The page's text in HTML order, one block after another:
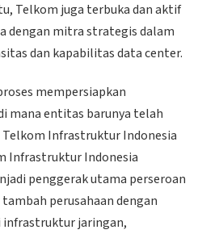
Telkom juga terbuka dan aktif
dengan mitra strategis dalam
dan kapabilitas data center.
mempersiapkan
mana entitas barunya telah
Infrastruktur Indonesia
Infrastruktur Indonesia
penggerak utama perseroan
perusahaan dengan
jaringan,